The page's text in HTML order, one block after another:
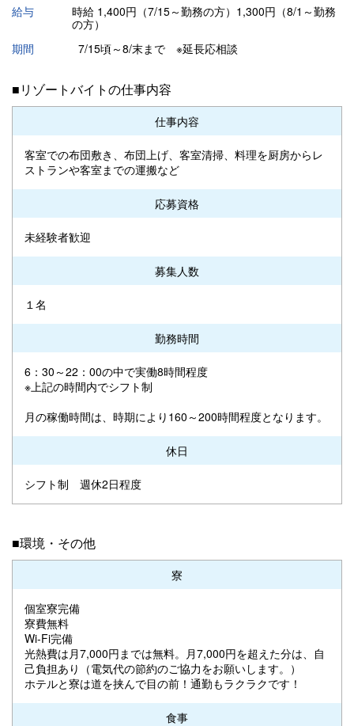
給与
時給 1,400円（7/15～勤務の方）1,300円（8/1～勤務
の方）
期間
7/15頃～8/末まで ※延長応相談
■リゾートバイトの仕事内容
仕事内容
客室での布団敷き、布団上げ、客室清掃、料理を厨房からレ
ストランや客室までの運搬など
応募資格
未経験者歓迎
募集人数
１名
勤務時間
6：30～22：00の中で実働8時間程度
※上記の時間内でシフト制
月の稼働時間は、時期により160～200時間程度となります。
休日
シフト制 週休2日程度
■環境・その他
寮
個室寮完備
寮費無料
Wi-Fi完備
光熱費は月7,000円までは無料。月7,000円を超えた分は、自
己負担あり（電気代の節約のご協力をお願いします。）
ホテルと寮は道を挟んで目の前！通勤もラクラクです！
食事